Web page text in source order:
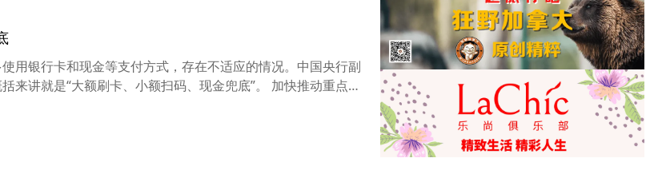
用银行卡和现金等支付方式，存在不适应的情况。中国央行副
来讲就是“大额刷卡、小额扫码、现金兜底”。 加快推动重点商